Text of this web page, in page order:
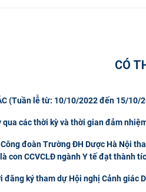
CÓ
(Tuần lễ từ: 10/10/2022 đến 15/10/
qua các thời kỳ và thời gian đảm
đoàn Trường ĐH Dược Hà Nội
con CCVCLĐ ngành Y tế đạt thành
đăng ký tham dự Hội nghị Cảnh giác